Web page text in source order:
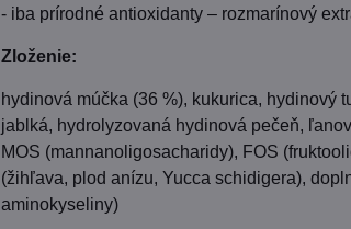
- iba prírodné antioxidanty – rozmarínový
Zloženie:
hydinová múčka (36 %), kukurica, hydinový
jablká, hydrolyzovaná hydinová pečeň,
MOS (mannanoligosacharidy), FOS
(žihľava, plod anízu, Yucca schidigera),
aminokyseliny)